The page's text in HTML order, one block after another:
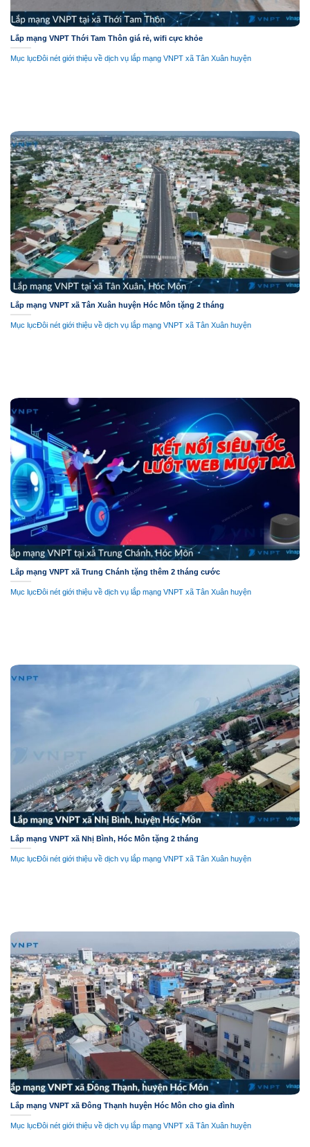
Lắp mạng VNPT Thới Tam Thôn giá rẻ, wifi cực khỏe
Mục lụcĐôi nét giới thiệu về dịch vụ lắp mạng VNPT xã Tân Xuân huyện
Lắp mạng VNPT xã Tân Xuân huyện Hóc Môn tặng 2 tháng
Mục lụcĐôi nét giới thiệu về dịch vụ lắp mạng VNPT xã Tân Xuân huyện
Lắp mạng VNPT xã Trung Chánh tặng thêm 2 tháng cước
Mục lụcĐôi nét giới thiệu về dịch vụ lắp mạng VNPT xã Tân Xuân huyện
Lắp mạng VNPT xã Nhị Bình, Hóc Môn tặng 2 tháng
Mục lụcĐôi nét giới thiệu về dịch vụ lắp mạng VNPT xã Tân Xuân huyện
Lắp mạng VNPT xã Đông Thạnh huyện Hóc Môn cho gia đình
Mục lụcĐôi nét giới thiệu về dịch vụ lắp mạng VNPT xã Tân Xuân huyện